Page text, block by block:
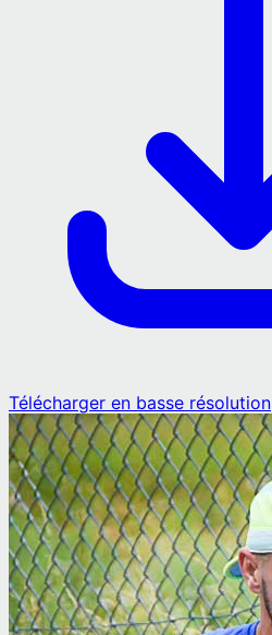
Télécharger en basse résolution